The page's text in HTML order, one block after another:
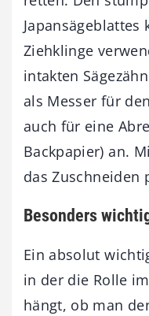
Japansägeblattes
Ziehklinge
intakten
als Messer für
auch für eine
Backpapier) an.
das Zuschneiden
Besonders
Ein absolut
in der die Rolle
hängt, ob man